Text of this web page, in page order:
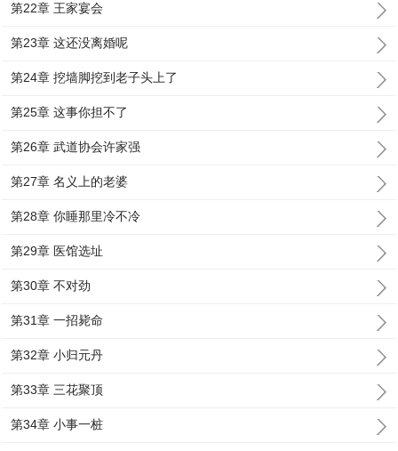
第22章 王家宴会
第23章 这还没离婚呢
第24章 挖墙脚挖到老子头上了
第25章 这事你担不了
第26章 武道协会许家强
第27章 名义上的老婆
第28章 你睡那里冷不冷
第29章 医馆选址
第30章 不对劲
第31章 一招毙命
第32章 小归元丹
第33章 三花聚顶
第34章 小事一桩